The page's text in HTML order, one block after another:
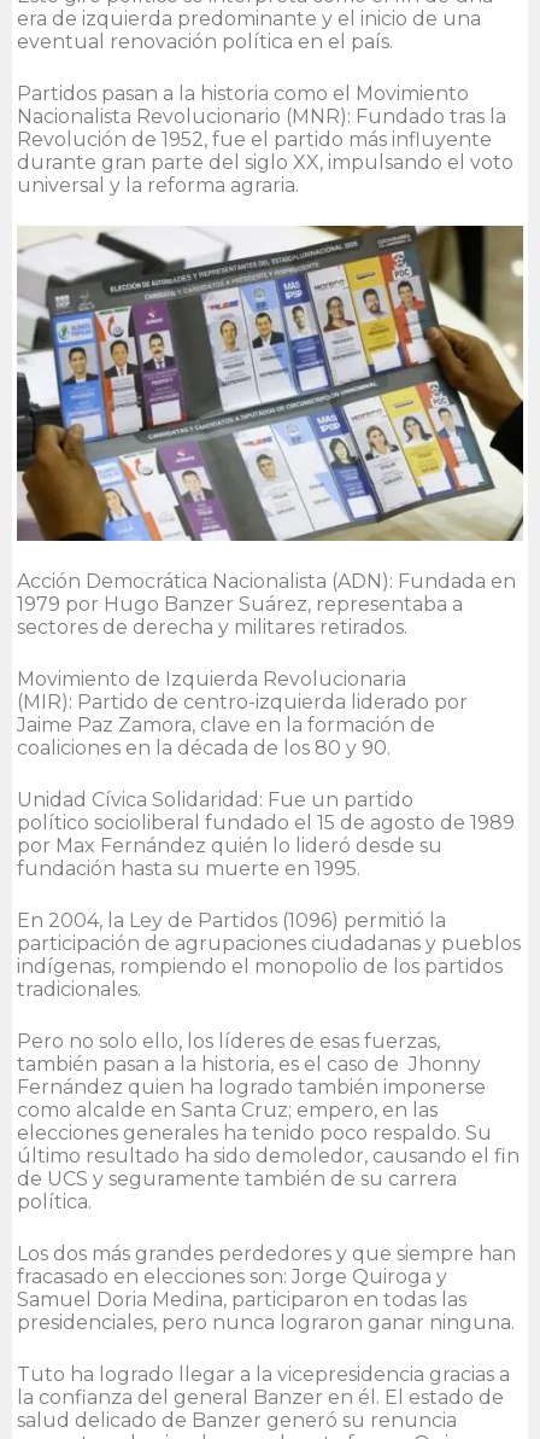
era de izquierda predominante y el inicio de una
eventual renovación política en el país.
Partidos pasan a la historia como el Movimiento
Nacionalista Revolucionario (MNR): Fundado tras la
Revolución de 1952, fue el partido más influyente
durante gran parte del siglo XX, impulsando el voto
universal y la reforma agraria.
Acción Democrática Nacionalista (ADN): Fundada en
1979 por Hugo Banzer Suárez, representaba a
sectores de derecha y militares retirados.
Movimiento de Izquierda Revolucionaria
(MIR): Partido de centro-izquierda liderado por
Jaime Paz Zamora, clave en la formación de
coaliciones en la década de los 80 y 90.
Unidad Cívica Solidaridad: Fue un partido
político socioliberal fundado el 15 de agosto de 1989
por Max Fernández quién lo lideró desde su
fundación hasta su muerte en 1995.
En 2004, la Ley de Partidos (1096) permitió la
participación de agrupaciones ciudadanas y pueblos
indígenas, rompiendo el monopolio de los partidos
tradicionales.
Pero no solo ello, los líderes de esas fuerzas,
también pasan a la historia, es el caso de Jhonny
Fernández quien ha logrado también imponerse
como alcalde en Santa Cruz; empero, en las
elecciones generales ha tenido poco respaldo. Su
último resultado ha sido demoledor, causando el fin
de UCS y seguramente también de su carrera
política.
Los dos más grandes perdedores y que siempre han
fracasado en elecciones son: Jorge Quiroga y
Samuel Doria Medina, participaron en todas las
presidenciales, pero nunca lograron ganar ninguna.
Tuto ha logrado llegar a la vicepresidencia gracias a
la confianza del general Banzer en él. El estado de
salud delicado de Banzer generó su renuncia